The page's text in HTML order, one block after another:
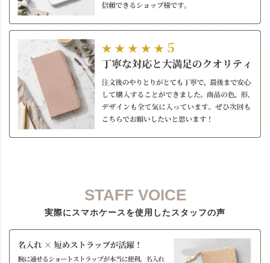
STAFF VOICE
実際にスマホケースを使用したスタッフの声